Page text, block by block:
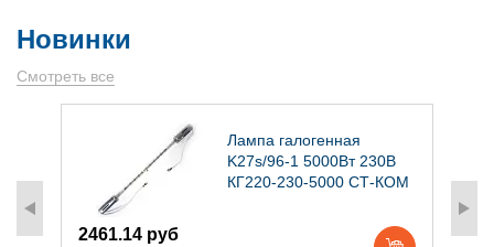
Новинки
Смотреть все
Лампа галогенная
K27s/96-1 5000Вт 230В
КГ220-230-5000 СТ-КОМ
2461.14 руб